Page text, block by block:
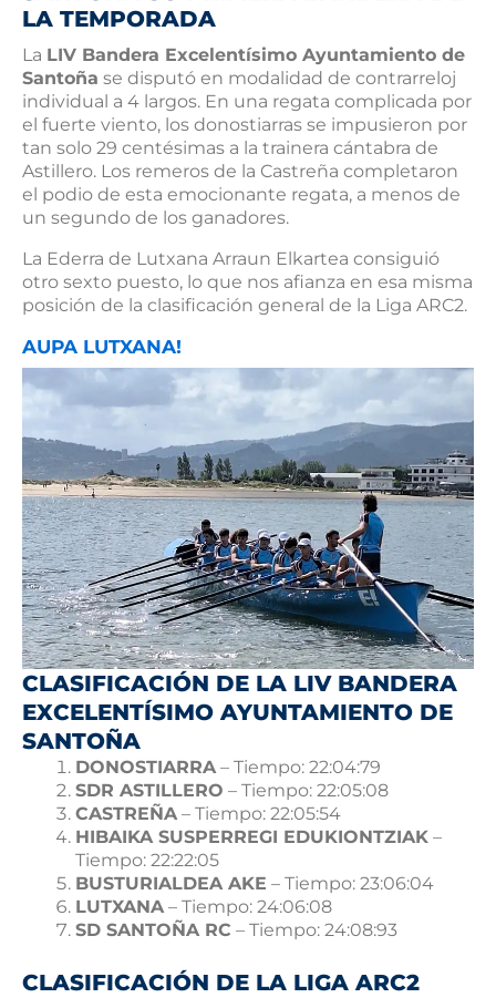
LA TEMPORADA
La LIV Bandera Excelentísimo Ayuntamiento de
Santoña se disputó en modalidad de contrarreloj
individual a 4 largos. En una regata complicada por
el fuerte viento, los donostiarras se impusieron por
tan solo 29 centésimas a la trainera cántabra de
Astillero. Los remeros de la Castreña completaron
el podio de esta emocionante regata, a menos de
un segundo de los ganadores.
La Ederra de Lutxana Arraun Elkartea consiguió
otro sexto puesto, lo que nos afianza en esa misma
posición de la clasificación general de la Liga ARC2.
AUPA LUTXANA!
CLASIFICACIÓN DE LA LIV BANDERA
EXCELENTÍSIMO AYUNTAMIENTO DE
SANTOÑA
DONOSTIARRA– Tiempo: 22:04:79
SDR ASTILLERO – Tiempo: 22:05:08
CASTREÑA– Tiempo: 22:05:54
HIBAIKA SUSPERREGI EDUKIONTZIAK –
Tiempo: 22:22:05
BUSTURIALDEA AKE – Tiempo: 23:06:04
LUTXANA– Tiempo: 24:06:08
SD SANTOÑA RC – Tiempo: 24:08:93
CLASIFICACIÓN DE LA LIGA ARC2